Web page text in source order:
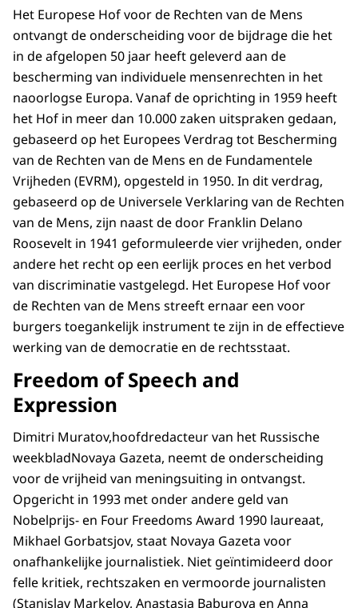
Het Europese Hof voor de Rechten van de Mens
ontvangt de onderscheiding voor de bijdrage die het
in de afgelopen 50 jaar heeft geleverd aan de
bescherming van individuele mensenrechten in het
naoorlogse Europa. Vanaf de oprichting in 1959 heeft
het Hof in meer dan 10.000 zaken uitspraken gedaan,
gebaseerd op het Europees Verdrag tot Bescherming
van de Rechten van de Mens en de Fundamentele
Vrijheden (EVRM), opgesteld in 1950. In dit verdrag,
gebaseerd op de Universele Verklaring van de Rechten
van de Mens, zijn naast de door Franklin Delano
Roosevelt in 1941 geformuleerde vier vrijheden, onder
andere het recht op een eerlijk proces en het verbod
van discriminatie vastgelegd. Het Europese Hof voor
de Rechten van de Mens streeft ernaar een voor
burgers toegankelijk instrument te zijn in de effectieve
werking van de democratie en de rechtsstaat.
Freedom of Speech and
Expression
Dimitri Muratov,hoofdredacteur van het Russische
weekbladNovaya Gazeta, neemt de onderscheiding
voor de vrijheid van meningsuiting in ontvangst.
Opgericht in 1993 met onder andere geld van
Nobelprijs- en Four Freedoms Award 1990 laureaat,
Mikhael Gorbatsjov, staat Novaya Gazeta voor
onafhankelijke journalistiek. Niet geïntimideerd door
felle kritiek, rechtszaken en vermoorde journalisten
(Stanislav Markelov, Anastasia Baburova en Anna